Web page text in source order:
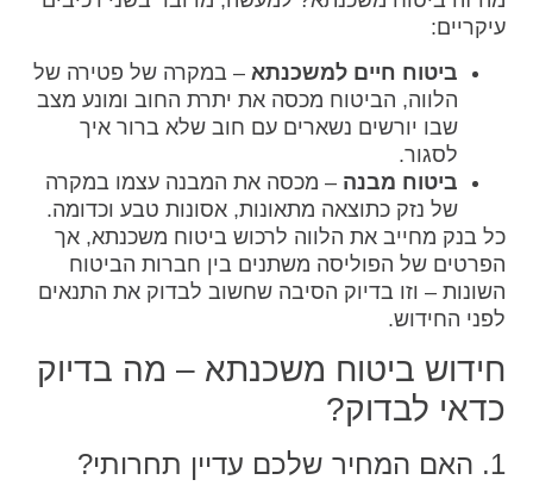
עיקריים:
ביטוח חיים למשכנתא– במקרה של פטירה של
הלווה, הביטוח מכסה את יתרת החוב ומונע מצב
שבו יורשים נשארים עם חוב שלא ברור איך
לסגור.
ביטוח מבנה – מכסה את המבנה עצמו במקרה
של נזק כתוצאה מתאונות, אסונות טבע וכדומה.
כל בנק מחייב את הלווה לרכוש ביטוח משכנתא, אך
הפרטים של הפוליסה משתנים בין חברות הביטוח
השונות – וזו בדיוק הסיבה שחשוב לבדוק את התנאים
לפני החידוש.
חידוש ביטוח משכנתא – מה בדיוק
כדאי לבדוק?
1. האם המחיר שלכם עדיין תחרותי?